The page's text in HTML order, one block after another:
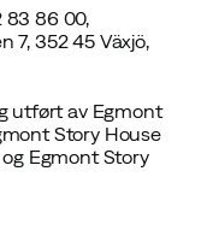
83 86 00,
7, 352 45 Växjö,
utført av Egmont
Story House
Egmont Story